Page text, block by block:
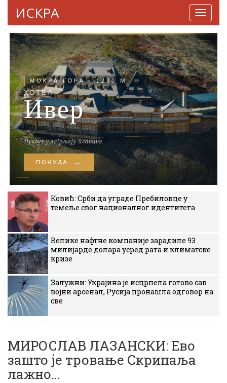
ИСКРА
Ковић: Срби да уграде Пребиловце у
темеље свог националног идентитета
Велике нафтне компаније зарадиле 93
милијарде долара усред рата и климатске
кризе
Залужни: Украјина је исцрпела готово сав
војни арсенал, Русија пронашла одговор на
све
МИРОСЛАВ ЛАЗАНСКИ: Ево
зашто је тровање Скрипаља
лажно…